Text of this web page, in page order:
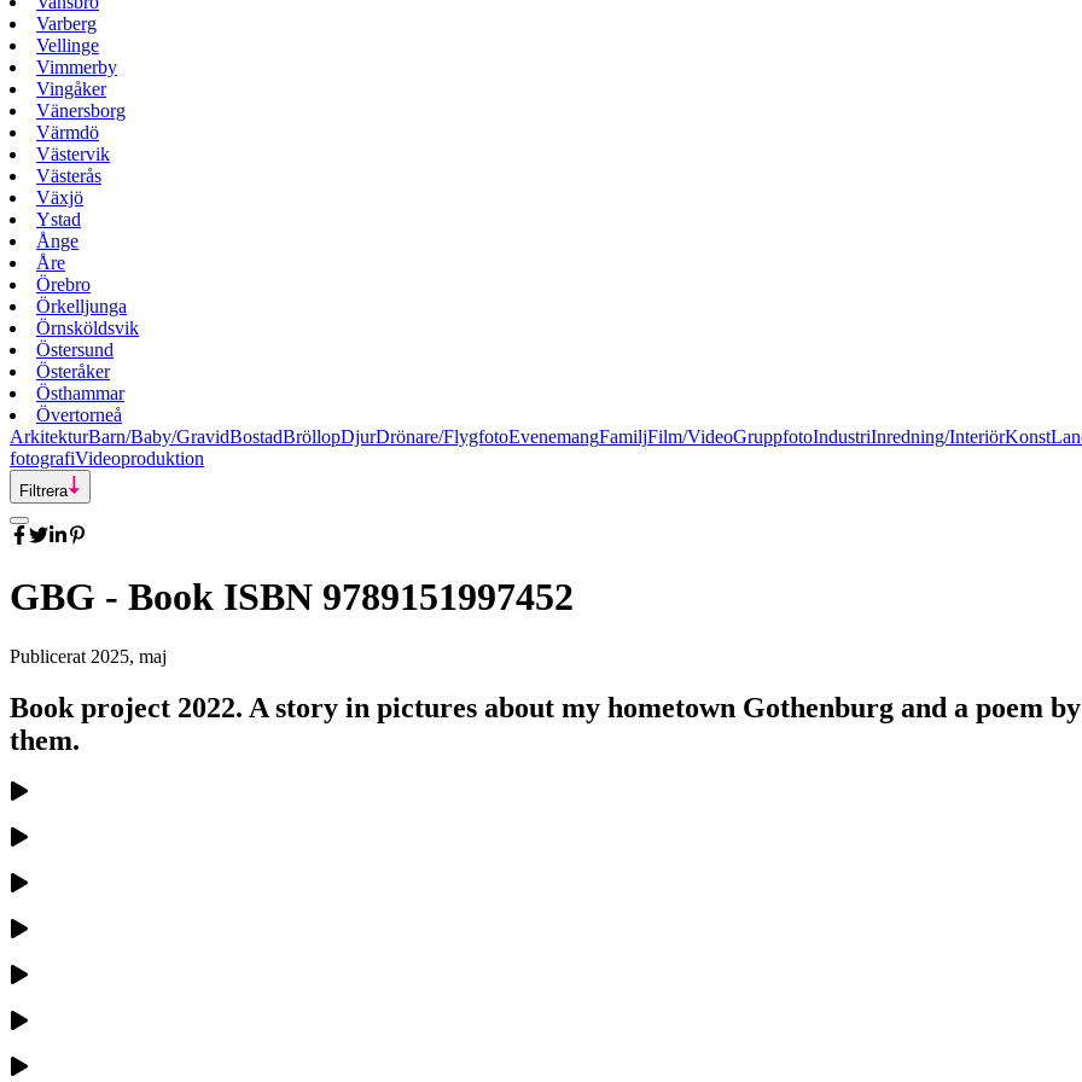
Varberg
Vellinge
Vimmerby
Vingåker
Vänersborg
Värmdö
Västervik
Västerås
Växjö
Ystad
Ånge
Åre
Örebro
Örkelljunga
Örnsköldsvik
Östersund
Österåker
Östhammar
Övertorneå
ArkitekturBarn/Baby/GravidBostadBröllopDjurDrönare/FlygfotoEvenemangFamiljFilm/VideoGruppfotoIndustriInredning/InteriörKonst
fotografiVideoproduktion
Filtrera
GBG - Book ISBN 9789151997452
Publicerat 2025, maj
Book project 2022. A story in pictures about my hometown Gothenburg and a poem
them.